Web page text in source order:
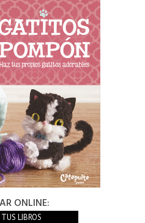
ONLINE:
LIBROS